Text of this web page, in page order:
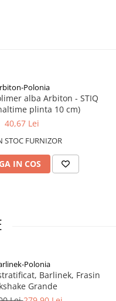
Polonia
alba Arbiton - STIQ
plinta 10 cm)
40,67 Lei
STOC FURNIZOR
IN COS
Polonia
Barlinek, Frasin
Grande